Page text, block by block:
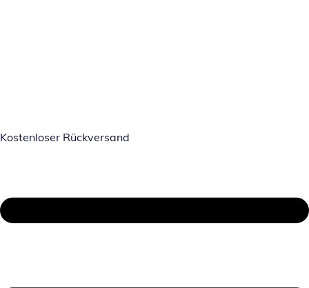
Kostenloser Rückversand